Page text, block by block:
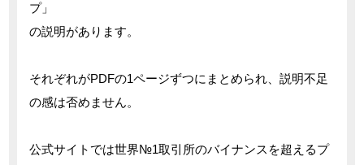
プ」
の説明があります。
それぞれがPDFの1ページずつにまとめられ、説明不足
の感は否めません。
公式サイトでは世界№1取引所のバイナンスを超えるプ